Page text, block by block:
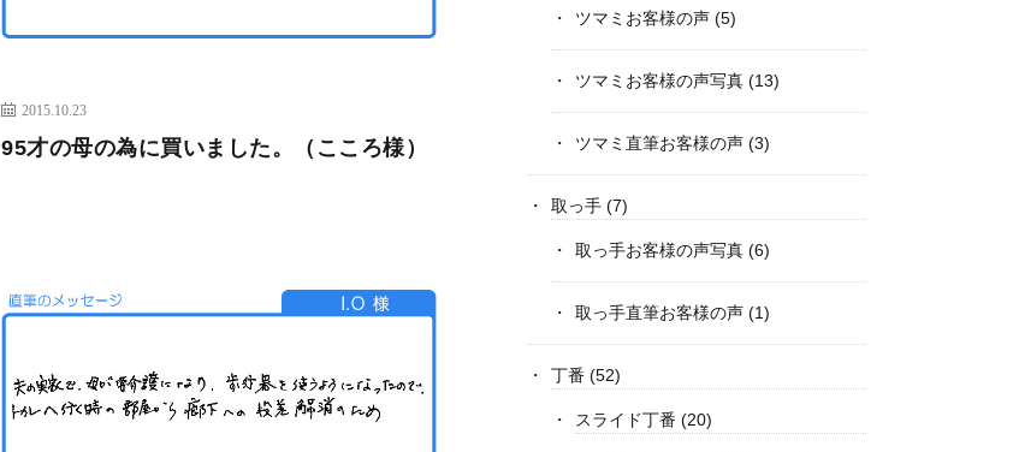
2015.10.23
95才の母の為に買いました。（こころ様）
ツマミお客様の声(5)
ツマミお客様の声写真(13)
ツマミ直筆お客様の声(3)
取っ手(7)
取っ手お客様の声写真(6)
取っ手直筆お客様の声(1)
丁番 (52)
スライド丁番 (20)